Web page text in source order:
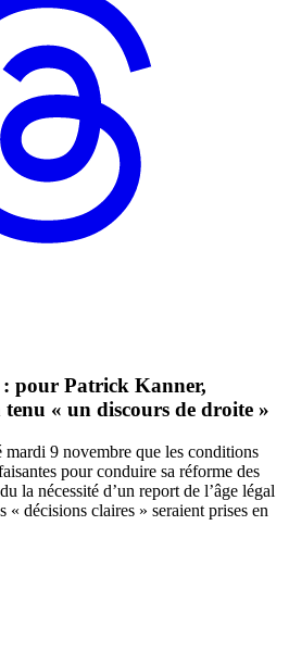
: pour Patrick Kanner,
« un discours de droite »
9 novembre que les conditions
pour conduire sa réforme des
la nécessité d’un report de l’âge légal
« décisions claires » seraient prises en